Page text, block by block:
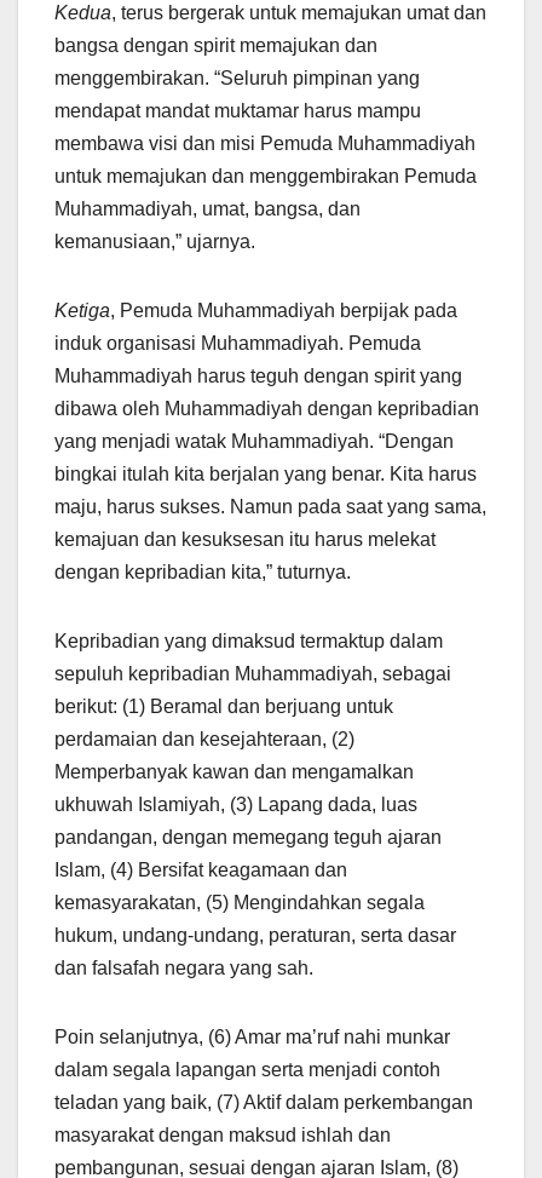
Kedua, terus bergerak untuk memajukan umat dan
bangsa dengan spirit memajukan dan
menggembirakan. “Seluruh pimpinan yang
mendapat mandat muktamar harus mampu
membawa visi dan misi Pemuda Muhammadiyah
untuk memajukan dan menggembirakan Pemuda
Muhammadiyah, umat, bangsa, dan
kemanusiaan,” ujarnya.
Ketiga, Pemuda Muhammadiyah berpijak pada
induk organisasi Muhammadiyah. Pemuda
Muhammadiyah harus teguh dengan spirit yang
dibawa oleh Muhammadiyah dengan kepribadian
yang menjadi watak Muhammadiyah. “Dengan
bingkai itulah kita berjalan yang benar. Kita harus
maju, harus sukses. Namun pada saat yang sama,
kemajuan dan kesuksesan itu harus melekat
dengan kepribadian kita,” tuturnya.
Kepribadian yang dimaksud termaktup dalam
sepuluh kepribadian Muhammadiyah, sebagai
berikut: (1) Beramal dan berjuang untuk
perdamaian dan kesejahteraan, (2)
Memperbanyak kawan dan mengamalkan
ukhuwah Islamiyah, (3) Lapang dada, luas
pandangan, dengan memegang teguh ajaran
Islam, (4) Bersifat keagamaan dan
kemasyarakatan, (5) Mengindahkan segala
hukum, undang-undang, peraturan, serta dasar
dan falsafah negara yang sah.
Poin selanjutnya, (6) Amar ma’ruf nahi munkar
dalam segala lapangan serta menjadi contoh
teladan yang baik, (7) Aktif dalam perkembangan
masyarakat dengan maksud ishlah dan
pembangunan, sesuai dengan ajaran Islam, (8)